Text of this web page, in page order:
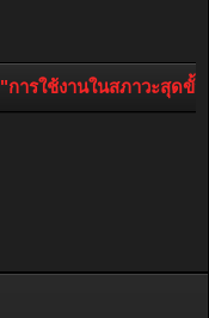
"การใช้งานในสภาวะสุดขั้